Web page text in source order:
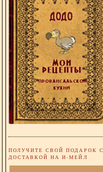
ПОЛУЧИТЕ СВОЙ ПОДАРОК С
ДОСТАВКОЙ НА И-МЕЙЛ